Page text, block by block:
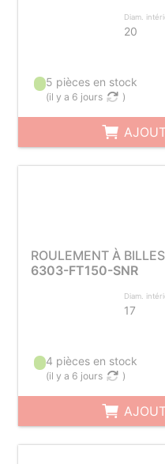
Diam.
20
5 pièces en stock
(il y a 6 jours )
ROULEMENT À
6303-FT150-SNR
Diam.
17
4 pièces en stock
(il y a 6 jours )